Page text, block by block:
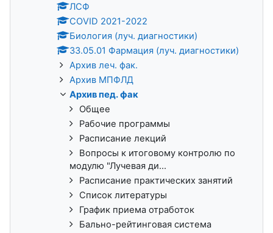
ЛСФ
COVID 2021-2022
Биология (луч. диагностики)
33.05.01 Фармация (луч. диагностики)
Архив леч. фак.
Архив МПФЛД
Архив пед. фак
Общее
Рабочие программы
Расписание лекций
Вопросы к итоговому контролю по
модулю "Лучевая ди...
Расписание практических занятий
Список литературы
График приема отработок
Бально-рейтинговая система